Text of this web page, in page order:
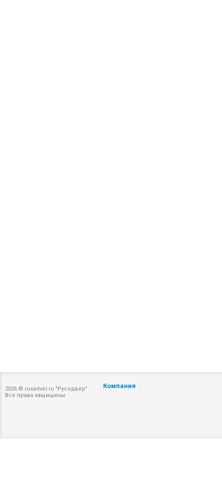
2026 © rusadver.ru "Русэдвер"
Все права защищены
Компания